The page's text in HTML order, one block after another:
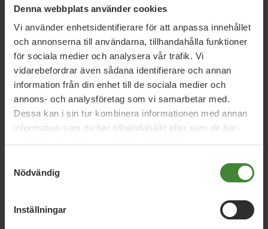
Denna webbplats använder cookies
Vi använder enhetsidentifierare för att anpassa innehållet
och annonserna till användarna, tillhandahålla funktioner
för sociala medier och analysera vår trafik. Vi
vidarebefordrar även sådana identifierare och annan
information från din enhet till de sociala medier och
annons- och analysföretag som vi samarbetar med.
Dessa kan i sin tur kombinera informationen med annan
information som du har tillhandahållit eller som de har
Nödvändig
Inställningar
Dela denna sida och hjälp oss
attsprida vårt budskap